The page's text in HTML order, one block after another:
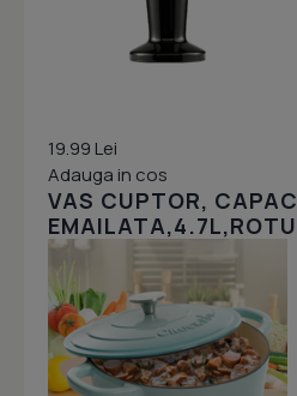
19.99 Lei
Adauga in cos
VAS CUPTOR,